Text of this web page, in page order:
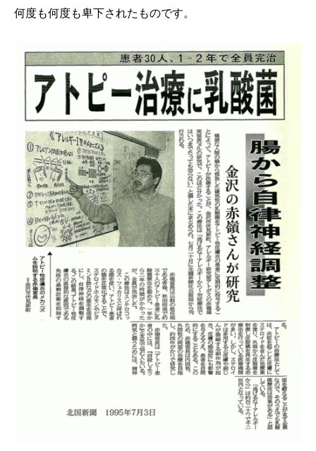
何度も何度も卑下されたものです。